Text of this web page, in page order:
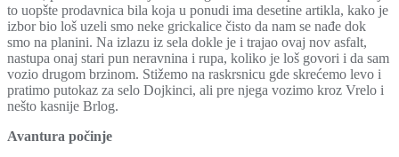
to uopšte prodavnica bila koja u ponudi ima desetine artikla, kako je
izbor bio loš uzeli smo neke grickalice čisto da nam se nađe dok
smo na planini. Na izlazu iz sela dokle je i trajao ovaj nov asfalt,
nastupa onaj stari pun neravnina i rupa, koliko je loš govori i da sam
vozio drugom brzinom. Stižemo na raskrsnicu gde skrećemo levo i
pratimo putokaz za selo Dojkinci, ali pre njega vozimo kroz Vrelo i
nešto kasnije Brlog.
Avantura počinje